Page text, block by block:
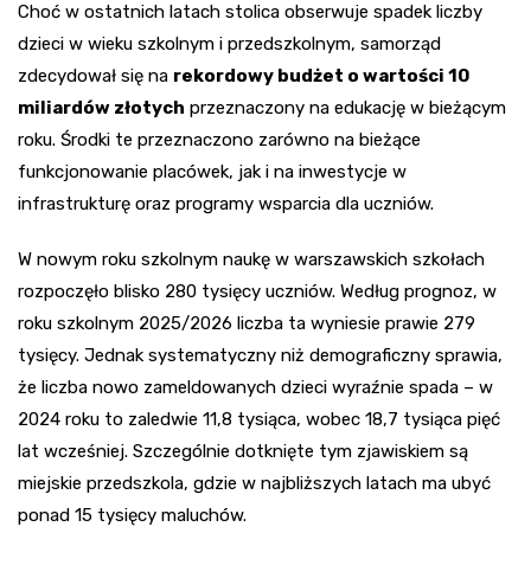
Choć w ostatnich latach stolica obserwuje spadek liczby
dzieci w wieku szkolnym i przedszkolnym, samorząd
zdecydował się na rekordowy budżet o wartości 10
miliardów złotych przeznaczony na edukację w bieżącym
roku. Środki te przeznaczono zarówno na bieżące
funkcjonowanie placówek, jak i na inwestycje w
infrastrukturę oraz programy wsparcia dla uczniów.
W nowym roku szkolnym naukę w warszawskich szkołach
rozpoczęło blisko 280 tysięcy uczniów. Według prognoz, w
roku szkolnym 2025/2026 liczba ta wyniesie prawie 279
tysięcy. Jednak systematyczny niż demograficzny sprawia,
że liczba nowo zameldowanych dzieci wyraźnie spada – w
2024 roku to zaledwie 11,8 tysiąca, wobec 18,7 tysiąca pięć
lat wcześniej. Szczególnie dotknięte tym zjawiskiem są
miejskie przedszkola, gdzie w najbliższych latach ma ubyć
ponad 15 tysięcy maluchów.